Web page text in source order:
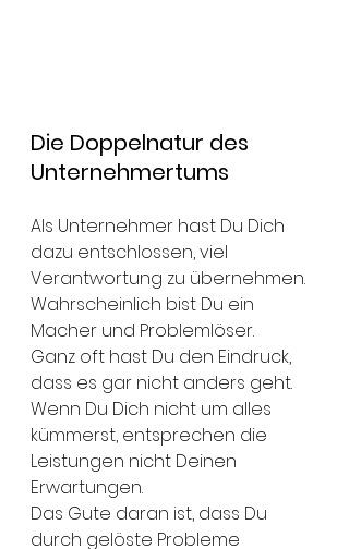
Die Doppelnatur des
Unternehmertums
Als Unternehmer hast Du Dich
dazu entschlossen, viel
Verantwortung zu übernehmen.
Wahrscheinlich bist Du ein
Macher und Problemlöser.
Ganz oft hast Du den Eindruck,
dass es gar nicht anders geht.
Wenn Du Dich nicht um alles
kümmerst, entsprechen die
Leistungen nicht Deinen
Erwartungen.
Das Gute daran ist, dass Du
durch gelöste Probleme